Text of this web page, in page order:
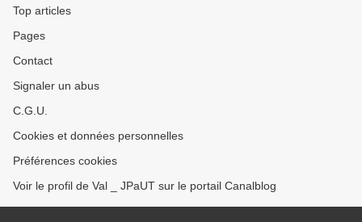
Top articles
Pages
Contact
Signaler un abus
C.G.U.
Cookies et données personnelles
Préférences cookies
Voir le profil de Val _ JPaUT sur le portail Canalblog